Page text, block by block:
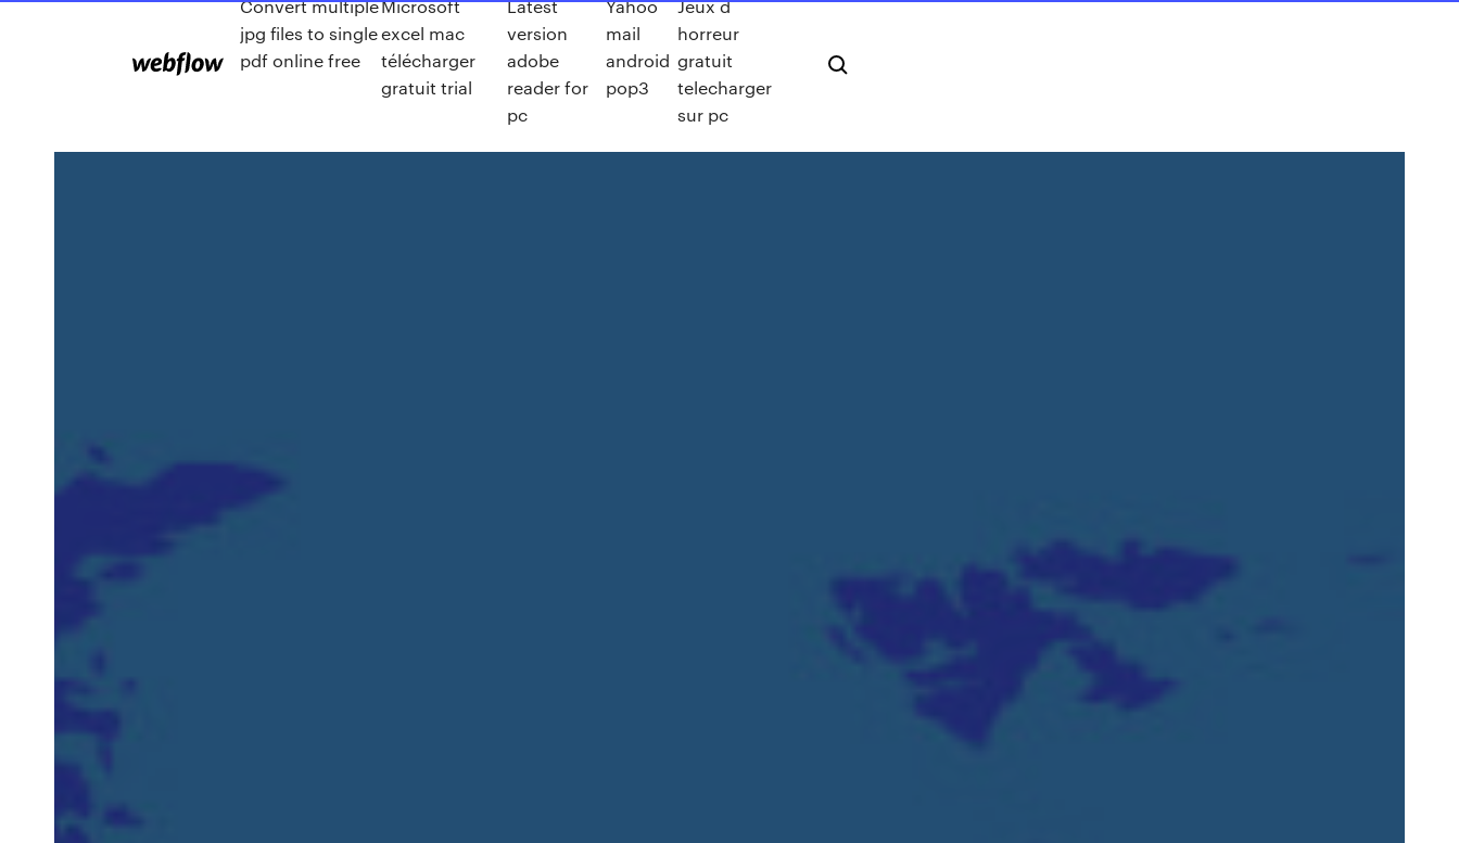
Convert multiple
jpg files to single
pdf online free
Microsoft
excel mac
télécharger
gratuit trial
Latest
version
adobe
reader for
pc
Yahoo
mail
android
pop3
Jeux d
horreur
gratuit
telecharger
sur pc